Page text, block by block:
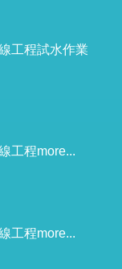
工程試水作業
工程more...
工程more...